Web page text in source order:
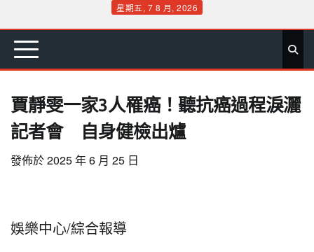
content
星期五, 7 8 月, 2026
首 要 娛 生 社 文 公 運 旅 政 地 專
賈靜雯一家3人罹癌！聽抗癌過程淚灑
記者會 自身健檢出爐
發佈於2025 年 6 月 25 日
娛樂中心/綜合報導